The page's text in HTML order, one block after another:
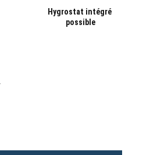
Hygrostat intégré
possible